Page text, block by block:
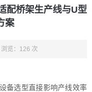
配桥架生产线与U型
案
浏览：126 次
备选型直接影响产线效率